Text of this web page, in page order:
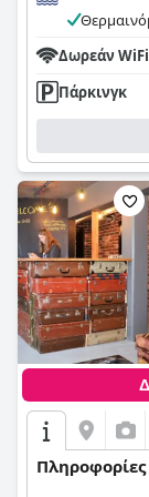
Δωρεάν WiFi
Πάρκινγκ
Πληροφορίες